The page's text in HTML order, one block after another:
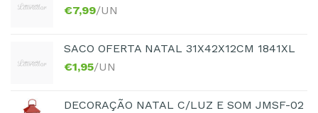
€7,99/UN
SACO OFERTA NATAL 31X42X12CM 1841XL
€1,95/UN
DECORAÇÃO NATAL C/LUZ E SOM JMSF-02